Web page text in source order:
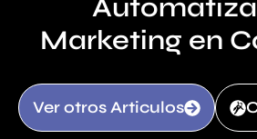
Marketing en
Ver otros Articulos